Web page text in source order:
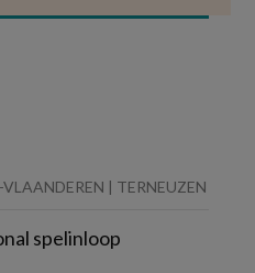
| TERNEUZEN
spelinloop